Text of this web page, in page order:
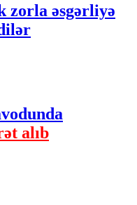
zorla əsgərliyə
alıb